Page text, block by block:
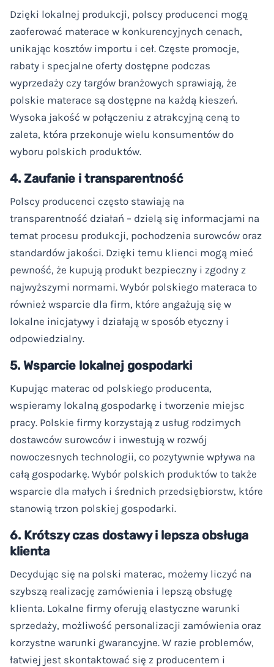
Dzięki lokalnej produkcji, polscy producenci mogą
zaoferować materace w konkurencyjnych cenach,
unikając kosztów importu i ceł. Częste promocje,
rabaty i specjalne oferty dostępne podczas
wyprzedaży czy targów branżowych sprawiają, że
polskie materace są dostępne na każdą kieszeń.
Wysoka jakość w połączeniu z atrakcyjną ceną to
zaleta, która przekonuje wielu konsumentów do
wyboru polskich produktów.
4. Zaufanie i transparentność
Polscy producenci często stawiają na
transparentność działań – dzielą się informacjami na
temat procesu produkcji, pochodzenia surowców oraz
standardów jakości. Dzięki temu klienci mogą mieć
pewność, że kupują produkt bezpieczny i zgodny z
najwyższymi normami. Wybór polskiego materaca to
również wsparcie dla firm, które angażują się w
lokalne inicjatywy i działają w sposób etyczny i
odpowiedzialny.
5. Wsparcie lokalnej gospodarki
Kupując materac od polskiego producenta,
wspieramy lokalną gospodarkę i tworzenie miejsc
pracy. Polskie firmy korzystają z usług rodzimych
dostawców surowców i inwestują w rozwój
nowoczesnych technologii, co pozytywnie wpływa na
całą gospodarkę. Wybór polskich produktów to także
wsparcie dla małych i średnich przedsiębiorstw, które
stanowią trzon polskiej gospodarki.
6. Krótszy czas dostawy i lepsza obsługa
klienta
Decydując się na polski materac, możemy liczyć na
szybszą realizację zamówienia i lepszą obsługę
klienta. Lokalne firmy oferują elastyczne warunki
sprzedaży, możliwość personalizacji zamówienia oraz
korzystne warunki gwarancyjne. W razie problemów,
łatwiej jest skontaktować się z producentem i